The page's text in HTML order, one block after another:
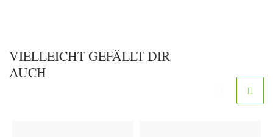
VIELLEICHT GEFÄLLT DIR
AUCH